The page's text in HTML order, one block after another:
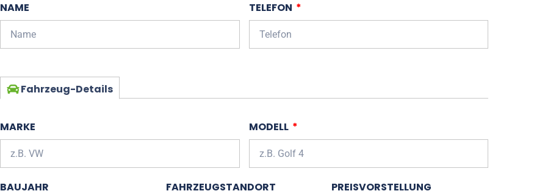
NAME TELEFON
Fahrzeug-Details
MARKE MODELL
BAUJAHR FAHRZEUGSTANDORT PREISVORSTELLUNG